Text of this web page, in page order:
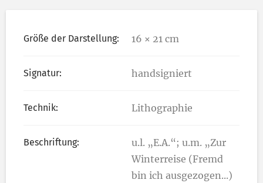
Größe der Darstellung: 16 × 21 cm
Signatur: handsigniert
Technik: Lithographie
Beschriftung:
u.l. „E.A.“; u.m. „Zur
Winterreise (Fremd
bin ich ausgezogen...)